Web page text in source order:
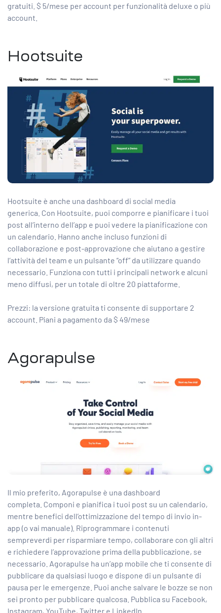
gratuiti. $ 5/mese per account per funzionalità deluxe o più
account.
Hootsuite
Hootsuite è anche una dashboard di social media
generica. Con Hootsuite, puoi comporre e pianificare i tuoi
post all’interno dell’app e puoi vedere la pianificazione con
un calendario. Hanno anche incluso funzioni di
collaborazione e post-approvazione che aiutano a gestire
l’attività del team e un pulsante “off” da utilizzare quando
necessario. Funziona con tutti i principali network e alcuni
meno diffusi, per un totale di oltre 20 piattaforme.
Prezzi: la versione gratuita ti consente di supportare 2
account. Piani a pagamento da $ 49/mese
Agorapulse
Il mio preferito, Agorapulse è una dashboard
completa. Componi e pianifica i tuoi post su un calendario,
mentre benefici dell’ottimizzazione del tempo di invio in-
app (o vai manuale). Riprogrammare i contenuti
sempreverdi per risparmiare tempo, collaborare con gli altri
e richiedere l’approvazione prima della pubblicazione, se
necessario. Agorapulse ha un’app mobile che ti consente di
pubblicare da qualsiasi luogo e dispone di un pulsante di
pausa per le emergenze. Puoi anche salvare le bozze se non
sei pronto per pubblicare qualcosa. Pubblica su Facebook,
Instagram, YouTube, Twitter e LinkedIn.